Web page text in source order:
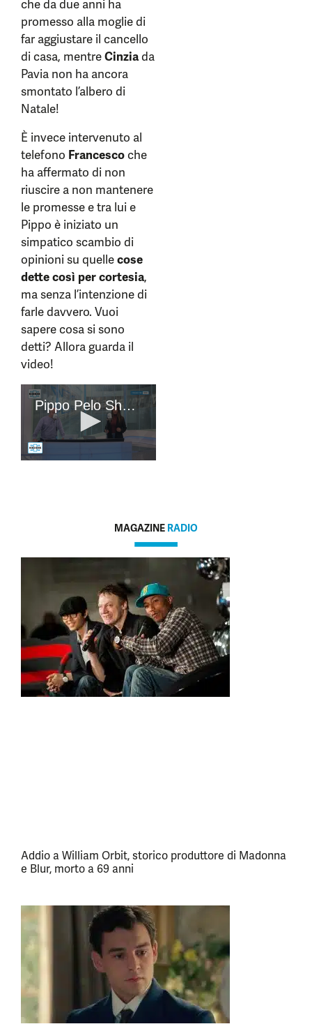
che da due anni ha
promesso alla moglie di
far aggiustare il cancello
di casa, mentreCinziada
Pavia non ha ancora
smontato l’albero di
Natale!
È invece intervenuto al
telefono Francescoche
ha affermato di non
riuscire a non mantenere
le promesse e tra lui e
Pippo è iniziato un
simpatico scambio di
opinioni su quellecose
dette così per cortesia,
ma senza l’intenzione di
farle davvero. Vuoi
sapere cosa si sono
detti? Allora guarda il
video!
MAGAZINE RADIO
Addio a William Orbit, storico produttore di Madonna
e Blur, morto a 69 anni